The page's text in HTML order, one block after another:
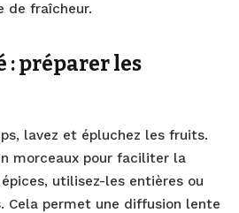
de fraîcheur.
: préparer les
lavez et épluchez les fruits.
morceaux pour faciliter la
utilisez-les entières ou
Cela permet une diffusion lente